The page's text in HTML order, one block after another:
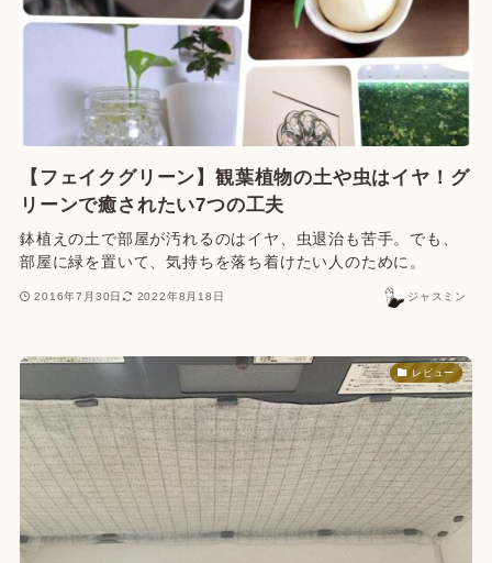
【フェイクグリーン】観葉植物の土や虫はイヤ！グ
リーンで癒されたい7つの工夫
鉢植えの土で部屋が汚れるのはイヤ、虫退治も苦手。でも、
部屋に緑を置いて、気持ちを落ち着けたい人のために。
2016年7月30日 2022年8月18日 ジャスミン
レビュー